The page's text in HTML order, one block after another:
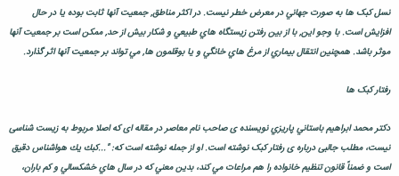
نسل کبک ها به صورت جهاني در معرض خطر نيست. در اکثر مناطق, جمعيت آنها ثابت بوده يا در حال
افزايش است. با وجو اين, با از بين رفتن زيستگاه هاي طبيعي و شکار بيش از حد, ممکن است بر جمعيت آنها
موثر باشد. همچنين انتقال بيماري از مرغ هاي خانگي و يا بوقلمون ها, مي تواند بر جمعيت آنها اثر گذارد.
رفتار کبک ها
دكتر محمد ابراهيم باستاني پاريزي نويسنده ی صاحب نام معاصر در مقاله ای که اصلا مربوط به زيست شناسی
نيست، مطلب جالبی درباره ی رفتار کبک نوشته است. او از جمله نوشته است که: "...كبك يك هواشناس دقيق
است و ضمناً قانون تنظيم خانواده را هم مراعات مي كند، بدين معني كه در سال هاي خشكسالي و كم باران،